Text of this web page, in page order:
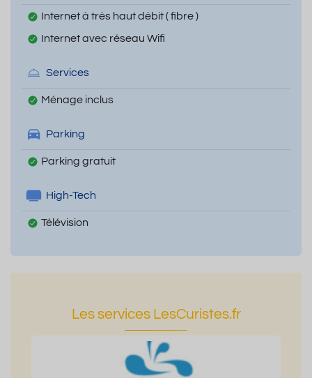
Internet à très haut débit ( fibre )
Internet avec réseau Wifi
Services
Ménage inclus
Parking
Parking gratuit
High-Tech
Télévision
Les services LesCuristes.fr